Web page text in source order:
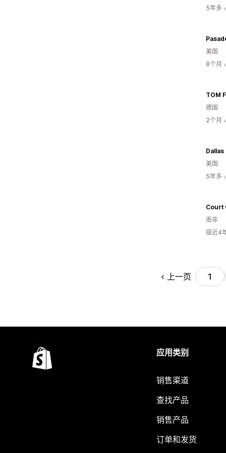
5年多
美国
8个月
TOM
德国
2个月
美国
5年多
Court
南非
接近4
上一页 1
应用类别
销售渠道
查找产品
销售产品
订单和发货